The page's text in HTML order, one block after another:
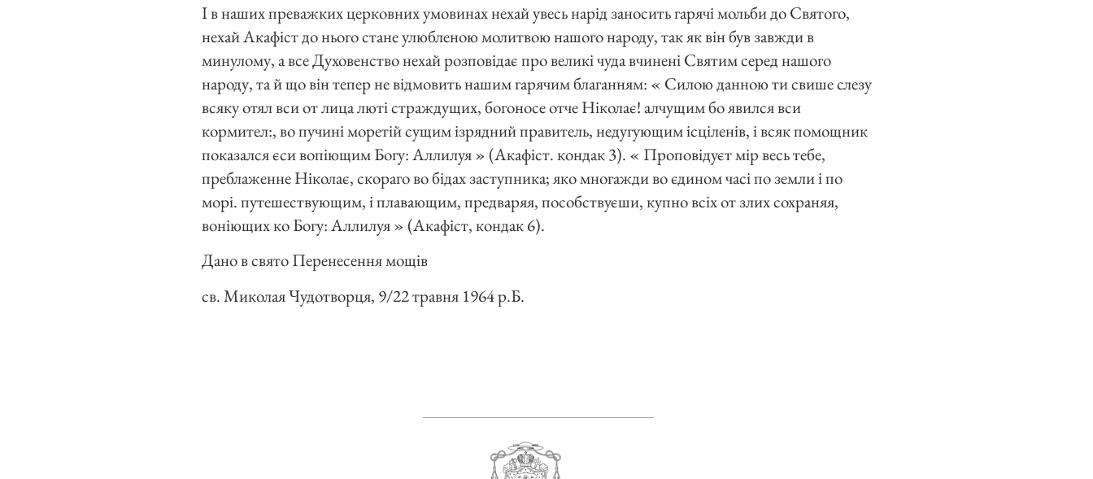
І в наших преважких церковних умовинах нехай увесь нарід заносить гарячі мольби до Святого,
нехай Акафіст до нього стане улюбленою молитвою нашого народу, так як він був завжди в
минулому, а все Духовенство нехай розповідає про великі чуда вчинені Святим серед нашого
народу, та й що він тепер не відмовить нашим гарячим благанням: « Силою данною ти свише слезу
всяку отял вси от лица люті страждущих, богоносе отче Ніколає! алчущим бо явился вси
кормител:, во пучині моретій сущим ізрядний правитель, недугующим ісціленів, і всяк помощник
показался єси вопіющим Богу: Аллилуя » (Акафіст. кондак 3). « Проповідуєт мір весь тебе,
преблаженне Ніколає, скораго во бідах заступника; яко многажди во єдином часі по земли і по
морі. путешествующим, і плавающим, предваряя, пособствуєши, купно всіх от злих сохраняя,
воніющих ко Богу: Аллилуя » (Акафіст, кондак 6).
Дано в свято Перенесення мощів
св. Миколая Чудотворця, 9/22 травня 1964 р.Б.